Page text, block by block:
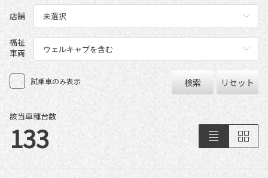
店舗
福祉
車両
試乗車のみ表示 検索 リセット
該当車種台数
133